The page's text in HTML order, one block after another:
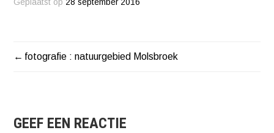
Geplaatst op 28 september 2016
BERICHT
fotografie : natuurgebied Molsbroek
GEEF EEN REACTIE